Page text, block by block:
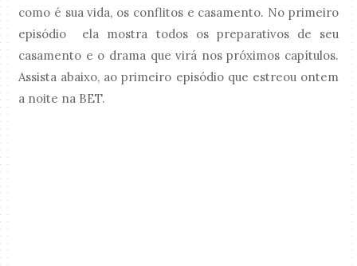
como é sua vida, os conflitos e casamento. No primeiro
episódio ela mostra todos os preparativos de seu
casamento e o drama que virá nos próximos capítulos.
Assista abaixo, ao primeiro episódio que estreou ontem
a noite na BET.